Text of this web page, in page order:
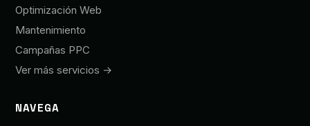
Optimización Web
Mantenimiento
Campañas PPC
Ver más servicios →
NAVEGA